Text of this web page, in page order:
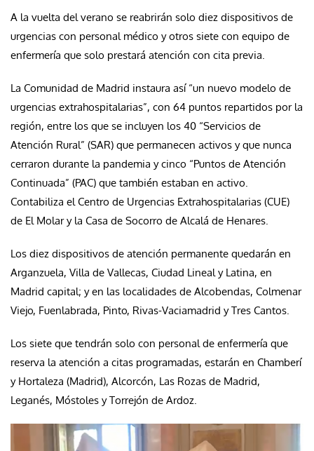
A la vuelta del verano se reabrirán solo diez dispositivos de
urgencias con personal médico y otros siete con equipo de
enfermería que solo prestará atención con cita previa.
La Comunidad de Madrid instaura así “un nuevo modelo de
urgencias extrahospitalarias”, con 64 puntos repartidos por la
región, entre los que se incluyen los 40 “Servicios de
Atención Rural” (SAR) que permanecen activos y que nunca
cerraron durante la pandemia y cinco “Puntos de Atención
Continuada” (PAC) que también estaban en activo.
Contabiliza el Centro de Urgencias Extrahospitalarias (CUE)
de El Molar y la Casa de Socorro de Alcalá de Henares.
Los diez dispositivos de atención permanente quedarán en
Arganzuela, Villa de Vallecas, Ciudad Lineal y Latina, en
Madrid capital; y en las localidades de Alcobendas, Colmenar
Viejo, Fuenlabrada, Pinto, Rivas-Vaciamadrid y Tres Cantos.
Los siete que tendrán solo con personal de enfermería que
reserva la atención a citas programadas, estarán en Chamberí
y Hortaleza (Madrid), Alcorcón, Las Rozas de Madrid,
Leganés, Móstoles y Torrejón de Ardoz.